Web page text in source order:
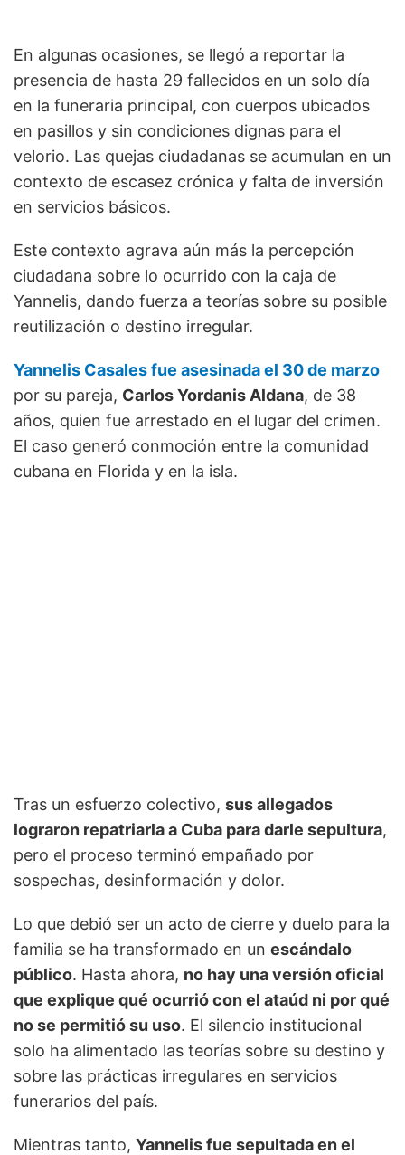
En algunas ocasiones, se llegó a reportar la
presencia de hasta 29 fallecidos en un solo día
en la funeraria principal, con cuerpos ubicados
en pasillos y sin condiciones dignas para el
velorio. Las quejas ciudadanas se acumulan en un
contexto de escasez crónica y falta de inversión
en servicios básicos.
Este contexto agrava aún más la percepción
ciudadana sobre lo ocurrido con la caja de
Yannelis, dando fuerza a teorías sobre su posible
reutilización o destino irregular.
Yannelis Casales fue asesinada el 30 de marzo
por su pareja, Carlos Yordanis Aldana, de 38
años, quien fue arrestado en el lugar del crimen.
El caso generó conmoción entre la comunidad
cubana en Florida y en la isla.
Tras un esfuerzo colectivo, sus allegados
lograron repatriarla a Cuba para darle sepultura,
pero el proceso terminó empañado por
sospechas, desinformación y dolor.
Lo que debió ser un acto de cierre y duelo para la
familia se ha transformado en un escándalo
público. Hasta ahora, no hay una versión oficial
que explique qué ocurrió con el ataúd ni por qué
no se permitió su uso. El silencio institucional
solo ha alimentado las teorías sobre su destino y
sobre las prácticas irregulares en servicios
funerarios del país.
Mientras tanto, Yannelis fue sepultada en el